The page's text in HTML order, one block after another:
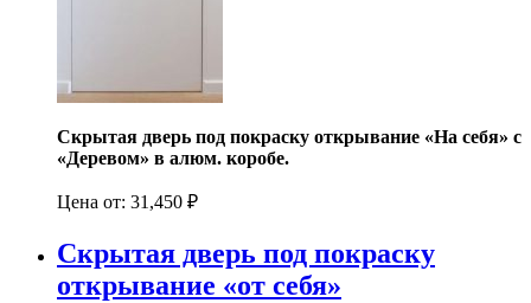
Скрытая дверь под покраску открывание «На себя» с
«Деревом» в алюм. коробе.
Цена от: 31,450 ₽
Скрытая дверь под покраску
открывание «от себя»